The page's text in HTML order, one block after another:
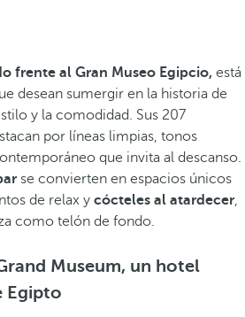
frente al Gran Museo Egipcio, está
desean sumergir en la historia de
y la comodidad. Sus 207
por líneas limpias, tonos
que invita al descanso.
se convierten en espacios únicos
de relax y cócteles al atardecer,
como telón de fondo.
Museum, un hotel
Egipto